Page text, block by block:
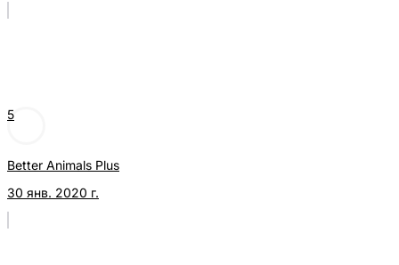
5
Better Animals Plus
30 янв. 2020 г.